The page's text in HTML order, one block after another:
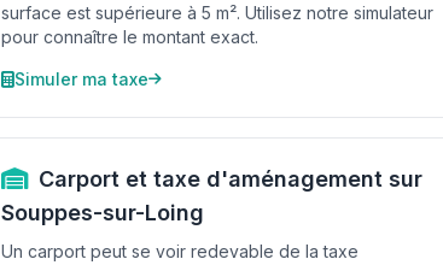
surface est supérieure à 5 m². Utilisez notre simulateur
pour connaître le montant exact.
Simuler ma taxe
Carport et taxe d'aménagement sur
Souppes-sur-Loing
Un carport peut se voir redevable de la taxe